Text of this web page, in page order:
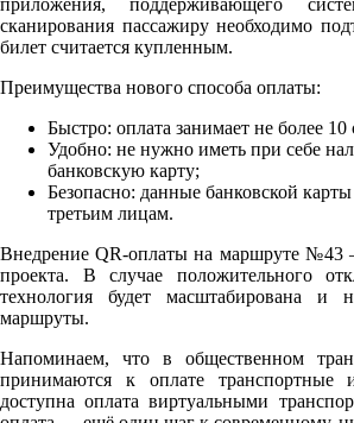
приложения, поддерживающего
сканирования пассажиру необходимо
билет считается купленным.
Преимущества нового способа оплаты:
Быстро: оплата занимает не более 10
Удобно: не нужно иметь при себе
банковскую карту;
Безопасно: данные банковской
третьим лицам.
Внедрение QR-оплаты на маршруте №43
проекта. В случае положительного
технология будет масштабирована и
маршруты.
Напоминаем, что в общественном
принимаются к оплате транспортные
доступна оплата виртуальными